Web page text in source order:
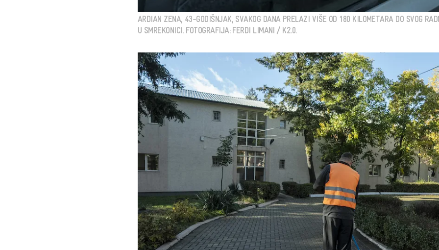
ARDIAN ZENA, 43-GODIŠNJAK, SVAKOG DANA PRELAZI VIŠE OD 180 KILOMETARA DO SVOG
U SMREKONICI. FOTOGRAFIJA: FERDI LIMANI / K2.0.